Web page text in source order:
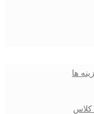
ها
کلاس